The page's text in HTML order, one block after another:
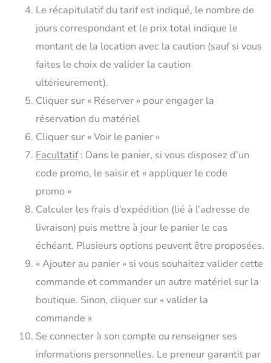
Le récapitulatif du tarif est indiqué, le nombre de
jours correspondant et le prix total indique le
montant de la location avec la caution (sauf si vous
faites le choix de valider la caution
ultérieurement).
Cliquer sur « Réserver » pour engager la
réservation du matériel
Cliquer sur « Voir le panier »
Facultatif: Dans le panier, si vous disposez d’un
code promo, le saisir et « appliquer le code
promo »
Calculer les frais d’expédition (lié à l’adresse de
livraison) puis mettre à jour le panier le cas
échéant. Plusieurs options peuvent être proposées.
« Ajouter au panier » si vous souhaitez valider cette
commande et commander un autre matériel sur la
boutique. Sinon, cliquer sur « valider la
commande »
Se connecter à son compte ou renseigner ses
informations personnelles. Le preneur garantit par